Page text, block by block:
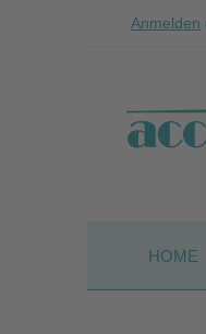
Zum Hauptinhalt
Zur Suche
Zur
Anmelden
HOME